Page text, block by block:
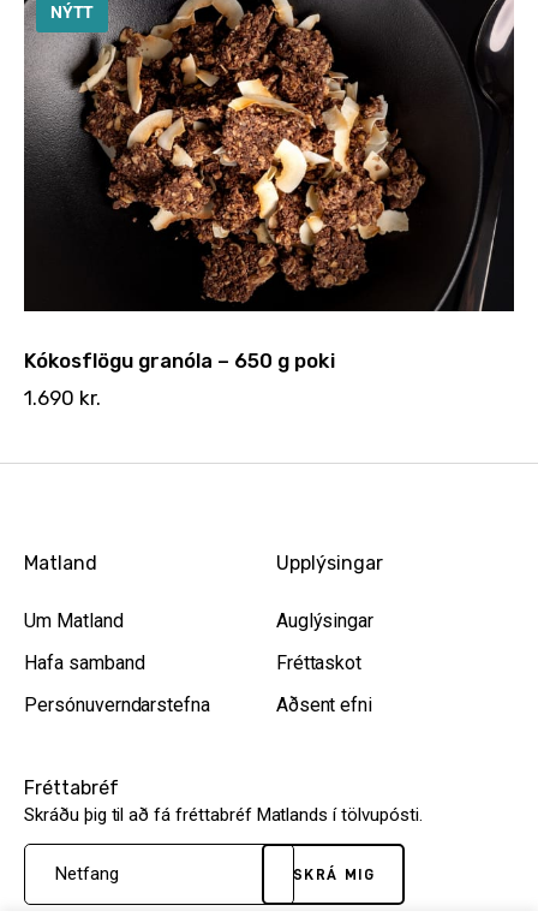
NÝTT
Kókosflögu granóla – 650 g poki
1.690 kr.
Matland
Um Matland
Hafa samband
Persónuverndarstefna
Upplýsingar
Auglýsingar
Fréttaskot
Aðsent efni
Fréttabréf
Skráðu þig til að fá fréttabréf Matlands í tölvupósti.
SKRÁ MIG